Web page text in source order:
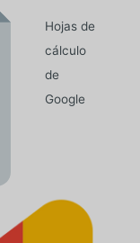
Hojas de
cálculo
de
Google